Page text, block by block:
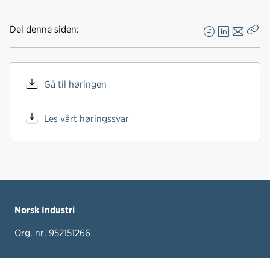
Del denne siden:
F
a
c
k
L
i
n
n
E
-
p
Gå til høringen
Les vårt høringssvar
Norsk Industri
Org. nr. 952151266